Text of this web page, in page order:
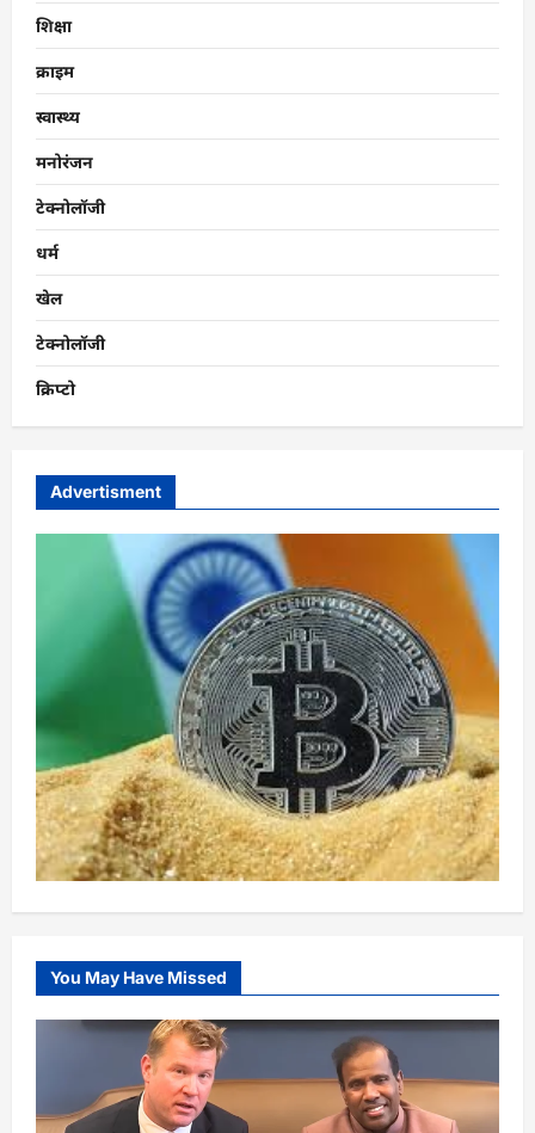
शिक्षा
क्राइम
स्वास्थ्य
मनोरंजन
टेक्नोलॉजी
धर्म
खेल
टेक्नोलॉजी
क्रिप्टो
Advertisment
You May Have Missed